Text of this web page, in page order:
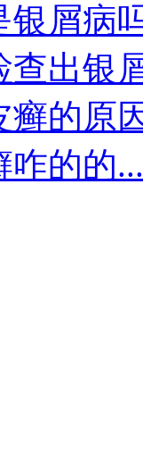
银屑病
查出银
癣的原
咋的的...